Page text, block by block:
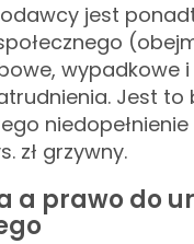
jest
wypadkowe
Jest to
zł grzywny.
a prawo do